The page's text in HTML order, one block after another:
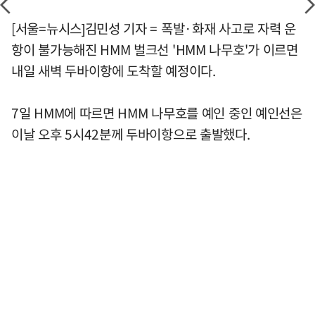
[서울=뉴시스]김민성 기자 = 폭발·화재 사고로 자력 운
항이 불가능해진 HMM 벌크선 'HMM 나무호'가 이르면
내일 새벽 두바이항에 도착할 예정이다.
7일 HMM에 따르면 HMM 나무호를 예인 중인 예인선은
이날 오후 5시42분께 두바이항으로 출발했다.